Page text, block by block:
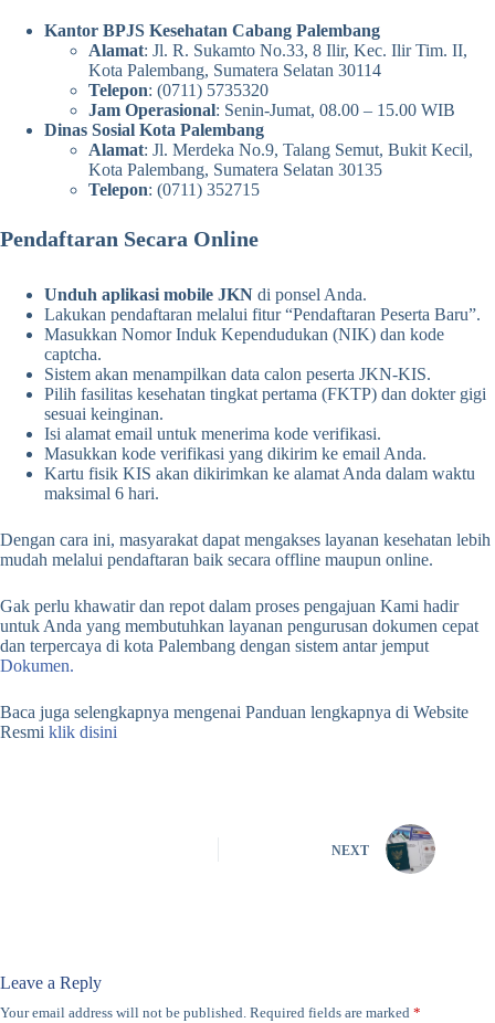
Kantor BPJS Kesehatan Cabang Palembang
Alamat: Jl. R. Sukamto No.33, 8 Ilir, Kec. Ilir Tim. II,
Kota Palembang, Sumatera Selatan 30114
Telepon: (0711) 5735320
Jam Operasional: Senin-Jumat, 08.00 – 15.00 WIB
Dinas Sosial Kota Palembang
Alamat: Jl. Merdeka No.9, Talang Semut, Bukit Kecil,
Kota Palembang, Sumatera Selatan 30135
Telepon: (0711) 352715
Pendaftaran Secara Online
Unduh aplikasi mobile JKN di ponsel Anda.
Lakukan pendaftaran melalui fitur “Pendaftaran Peserta Baru”.
Masukkan Nomor Induk Kependudukan (NIK) dan kode
captcha.
Sistem akan menampilkan data calon peserta JKN-KIS.
Pilih fasilitas kesehatan tingkat pertama (FKTP) dan dokter gigi
sesuai keinginan.
Isi alamat email untuk menerima kode verifikasi.
Masukkan kode verifikasi yang dikirim ke email Anda.
Kartu fisik KIS akan dikirimkan ke alamat Anda dalam waktu
maksimal 6 hari.
Dengan cara ini, masyarakat dapat mengakses layanan kesehatan lebih
mudah melalui pendaftaran baik secara offline maupun online.
Gak perlu khawatir dan repot dalam proses pengajuan Kami hadir
untuk Anda yang membutuhkan layanan pengurusan dokumen cepat
dan terpercaya di kota Palembang dengan sistem antar jemput
Dokumen.
Baca juga selengkapnya mengenai Panduan lengkapnya di Website
Resmi klik disini
NEXT
Leave a Reply
Your email address will not be published. Required fields are marked *